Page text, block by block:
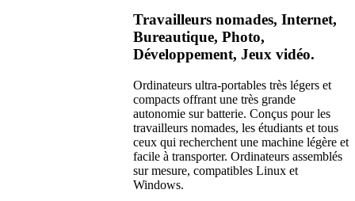
Travailleurs nomades, Internet,
Bureautique, Photo,
Développement, Jeux vidéo.
Ordinateurs ultra-portables très légers et
compacts offrant une très grande
autonomie sur batterie. Conçus pour les
travailleurs nomades, les étudiants et tous
ceux qui recherchent une machine légère et
facile à transporter. Ordinateurs assemblés
sur mesure, compatibles Linux et
Windows.